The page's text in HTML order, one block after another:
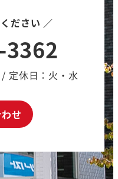
ださい ／
定休日：火・水
せ